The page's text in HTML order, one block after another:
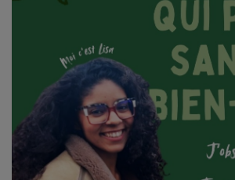
PAROLES D'ENTREPRENEURS
AU TOUR DE ... AUTOUR DE ....
ÊTRE-BIEN
LE LIVE RADIO GIRAFE
DICTIONNAIRE DES IDÉES CONFUSES